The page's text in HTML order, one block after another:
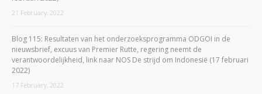
21 February, 2022
Blog 115: Resultaten van het onderzoeksprogramma ODGOI in de
nieuwsbrief, excuus van Premier Rutte, regering neemt de
verantwoordelijkheid, link naar NOS De strijd om Indonesië (17 februari
2022)
17 February, 2022